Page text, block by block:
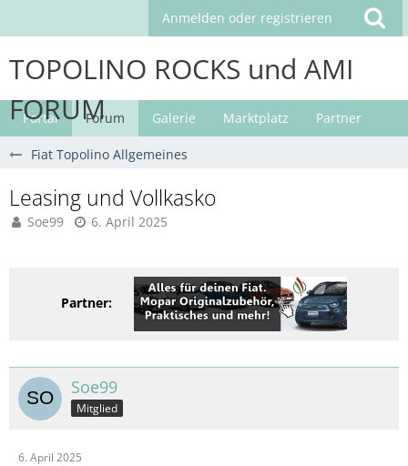
Anmelden oder registrieren
TOPOLINO ROCKS und AMI
FORUM
Portal Forum Galerie Marktplatz Partner
Fiat Topolino Allgemeines
Leasing und Vollkasko
Soe99 6. April 2025
Partner:
Soe99
Mitglied
6. April 2025